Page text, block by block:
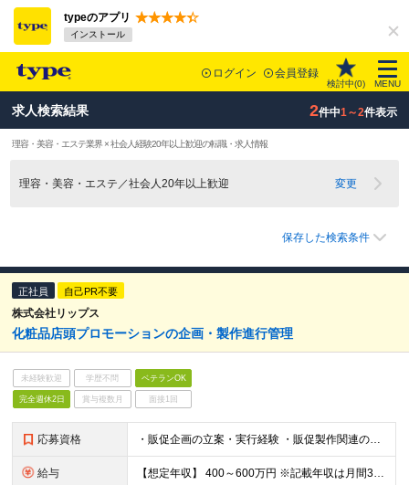
typeのアプリ
インストール
ログイン 会員登録
検討中(0) MENU
求人検索結果 2件中1～2件表示
理容・美容・エステ業界 × 社会人経験20年以上歓迎の転職・求人情報
理容・美容・エステ／社会人20年以上歓迎 変更
保存した検索条件
正社員 自己PR不要
株式会社リップス
化粧品店頭プロモーションの企画・製作進行管理
未経験歓迎 学歴不問 ベテランOK
完全週休2日 賞与複数月 面接1回
応募資格 ・販促企画の立案・実行経験 ・販促製作関連の進行管理経験 ・一般的なビジネスマナー
給与 【想定年収】 400～600万円 ※記載年収は月間30hの固定残業代を含む（固定残業代超過分は別途支給） ※試用期間3ヶ月